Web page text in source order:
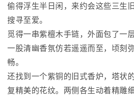
偷得浮生半日闲，来约会这些三生
搜寻至爱。
觅得一串紫檀木手链，外面包了一
一股清幽香氛仿若遥遥而至，顷刻
畅。
还找到一个紫铜的旧式香炉，塔状
复精美的花纹。两侧各生动着精雕